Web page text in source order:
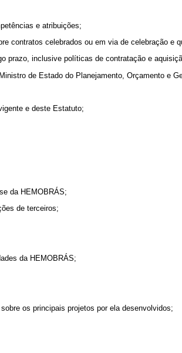
e atribuições;
contratos celebrados ou em via de celebração e
prazo, inclusive políticas de contratação e
de Estado do Planejamento, Orçamento e
e deste Estatuto;
da HEMOBRÁS;
de terceiros;
da HEMOBRÁS;
os principais projetos por ela desenvolvidos;